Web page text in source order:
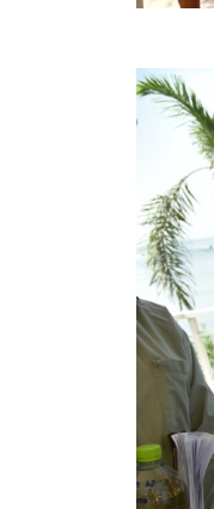
การเสริมสร้
ITA : การปร
การจัดการค
ข้อระเบียบแ
มาตรฐานกา
แผนพัฒนาท้